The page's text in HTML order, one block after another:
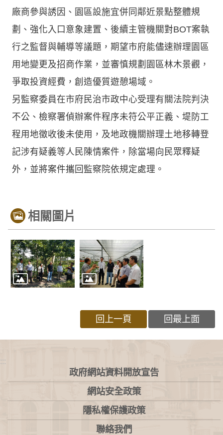
廠商參與誘因、園區設施宜併同鄰近景點整體規
劃、強化入口意象建置、後續主管機關對BOT案執
行之監督與輔導等議題，期望市府能儘速辦理園區
用地變更及招商作業，並審慎規劃園區林木景觀，
爭取投資經費，創造優質遊憩場域。
另監察委員在市府民治市政中心受理有關法院判決
不公、檢察署偵辦案件程序未符公平正義、堤防工
程用地徵收後未使用，及地政機關辦理土地移轉登
記涉有疑義等人民陳情案件，除當場向民眾釋疑
外，並將案件攜回監察院依規定處理。
相關圖片
回上一頁 回最上面
:::
政府網站資料開放宣告
網站安全政策
隱私權保護政策
聯絡我們